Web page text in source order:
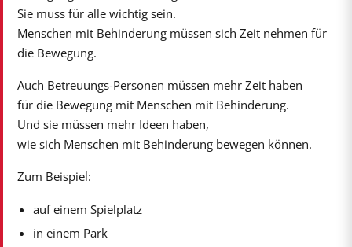
Sie muss für alle wichtig sein.
Menschen mit Behinderung müssen sich Zeit nehmen für
die Bewegung.
Auch Betreuungs-Personen müssen mehr Zeit haben
für die Bewegung mit Menschen mit Behinderung.
Und sie müssen mehr Ideen haben,
wie sich Menschen mit Behinderung bewegen können.
Zum Beispiel:
auf einem Spielplatz
in einem Park